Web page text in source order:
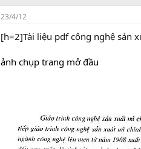
23/4/12
[h=2]Tài liệu pdf công nghệ sản
ảnh chụp trang mở đầu